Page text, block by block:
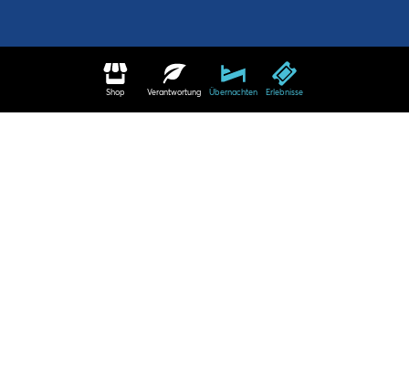
Shop Verantwortung Übernachten Erlebnisse